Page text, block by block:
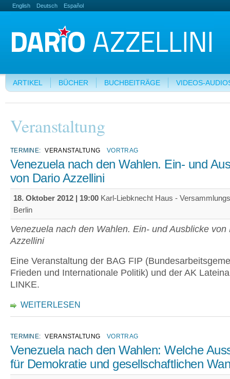
English Deutsch Español
ARTIKEL BÜCHER BUCHBEITRÄGE VIDEOS-
Veranstaltung
TERMINE: VERANSTALTUNG VORTRAG
Venezuela nach den Wahlen. Ein- und
von Dario Azzellini
18. Oktober 2012 | 19:00 Karl-Liebknecht Haus -
Berlin
Venezuela nach den Wahlen. Ein- und Ausblicke von
Azzellini
Eine Veranstaltung der BAG FIP
Frieden und Internationale Politik) und der AK
LINKE.
WEITERLESEN
TERMINE: VERANSTALTUNG VORTRAG
Venezuela nach den Wahlen: Welche
für Demokratie und gesellschaftlichen